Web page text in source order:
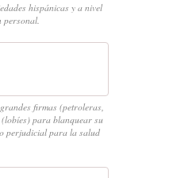
hispánicas y a nivel
personal.
firmas (petroleras,
para blanquear su
perjudicial para la salud